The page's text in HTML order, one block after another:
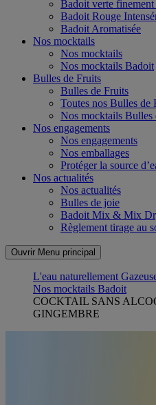
Badoit verte
Badoit Rouge
Badoit Aromatisée
Nos mocktails
Nos mocktails
Nos mocktails Badoit
Bulles de Fruits
Bulles de Fruits
Toutes nos Bulles de
Nos mocktails Bulles
Nos engagements
Nos engagements
Nos emballages
Protéger la source
Nos actualités
Nos actualités
Bulles de joie
Badoit Mix & Mix
Règlement tirage au
Ouvrir Menu principal
L'eau naturellement
Nos mocktails Badoit
COCKTAIL SANS
GINGEMBRE